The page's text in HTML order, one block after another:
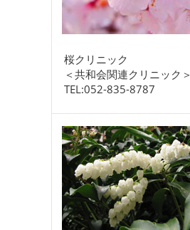
桜クリニック
＜共和会関連クリニック＞
TEL:052-835-8787